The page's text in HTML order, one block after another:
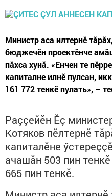
Министр аса илтернӗ
бюджечӗн проектӗнче
пăхса хунă. «Енчен те
капиталне илнӗ пулсан,
161 772 тенкӗ пулать», –
Раççейӗн Ӗç
Котяков пӗлтернӗ
капиталӗне
ачашăн 503 пин
665 пин тенкӗ.